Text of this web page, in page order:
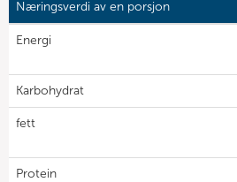
Næringsverdi av en porsjon
Energi
Karbohydrat
fett
Protein